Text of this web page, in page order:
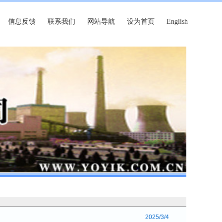
信息反馈 联系我们 网站导航 设为首页 English
2025/3/4